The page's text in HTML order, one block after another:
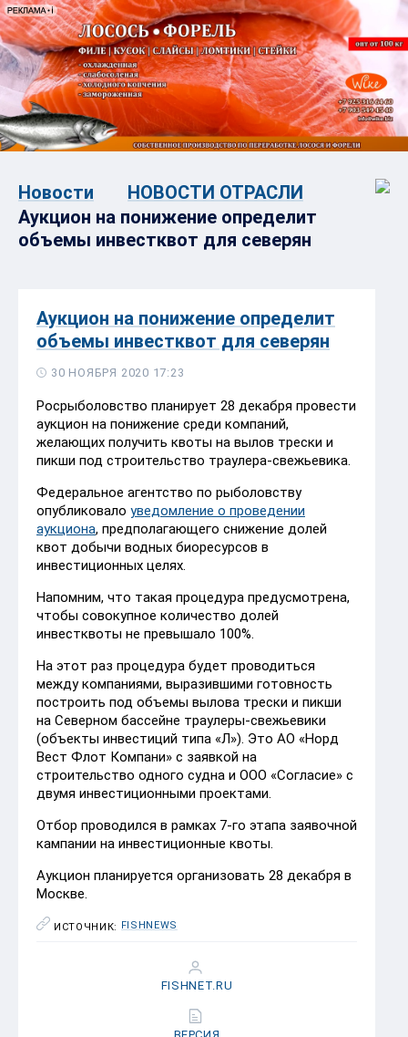
Новости
НОВОСТИ ОТРАСЛИ
Аукцион на понижение определит
объемы инвестквот для северян
Аукцион на понижение определит
объемы инвестквот для северян
30 НОЯБРЯ 2020 17:23
Росрыболовство планирует 28 декабря провести
аукцион на понижение среди компаний,
желающих получить квоты на вылов трески и
пикши под строительство траулера-свежьевика.
Федеральное агентство по рыболовству
опубликовало уведомление о проведении
аукциона, предполагающего снижение долей
квот добычи водных биоресурсов в
инвестиционных целях.
Напомним, что такая процедура предусмотрена,
чтобы совокупное количество долей
инвестквоты не превышало 100%.
На этот раз процедура будет проводиться
между компаниями, выразившими готовность
построить под объемы вылова трески и пикши
на Северном бассейне траулеры-свежьевики
(объекты инвестиций типа «Л»). Это АО «Норд
Вест Флот Компани» с заявкой на
строительство одного судна и ООО «Согласие» с
двумя инвестиционными проектами.
Отбор проводился в рамках 7-го этапа заявочной
кампании на инвестиционные квоты.
Аукцион планируется организовать 28 декабря в
Москве.
ИСТОЧНИК: FISHNEWS
FISHNET.RU